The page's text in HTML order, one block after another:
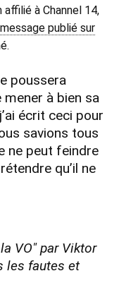
à Channel 14,
publié sur
poussera
mener à bien sa
écrit ceci pour
savions tous
ne peut feindre
qu’il ne
VO" par Viktor
les fautes et